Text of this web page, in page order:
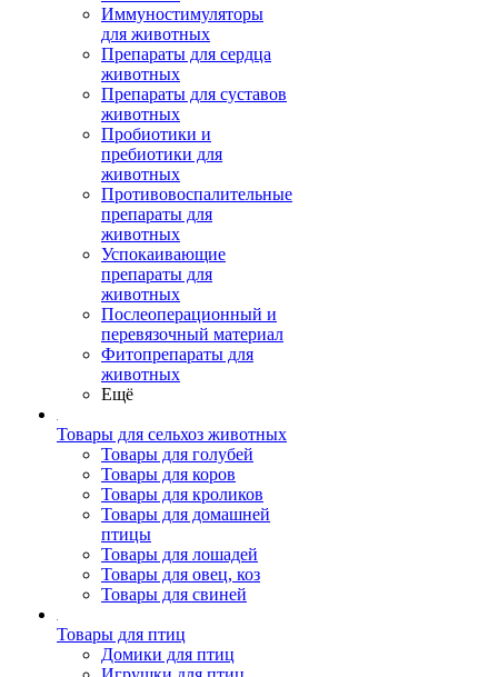
Иммуностимуляторы
для животных
Препараты для сердца
животных
Препараты для суставов
животных
Пробиотики и
пребиотики для
животных
Противовоспалительные
препараты для
животных
Успокаивающие
препараты для
животных
Послеоперационный и
перевязочный материал
Фитопрепараты для
животных
Ещё
Товары для сельхоз животных
Товары для голубей
Товары для коров
Товары для кроликов
Товары для домашней
птицы
Товары для лошадей
Товары для овец, коз
Товары для свиней
Товары для птиц
Домики для птиц